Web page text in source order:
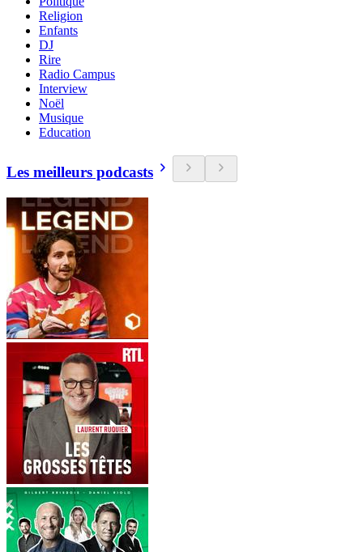
Religion
Enfants
DJ
Rire
Radio Campus
Interview
Noël
Musique
Education
Les meilleurs podcasts